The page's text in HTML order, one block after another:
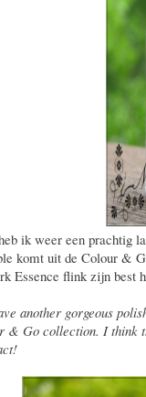
ik weer een prachtig
komt uit de Colour &
Essence flink zijn best
another gorgeous
& Go collection. I think